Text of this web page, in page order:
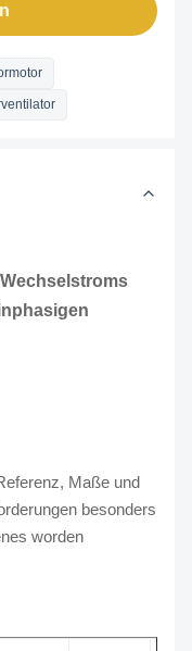
Maße und
besonders
worden